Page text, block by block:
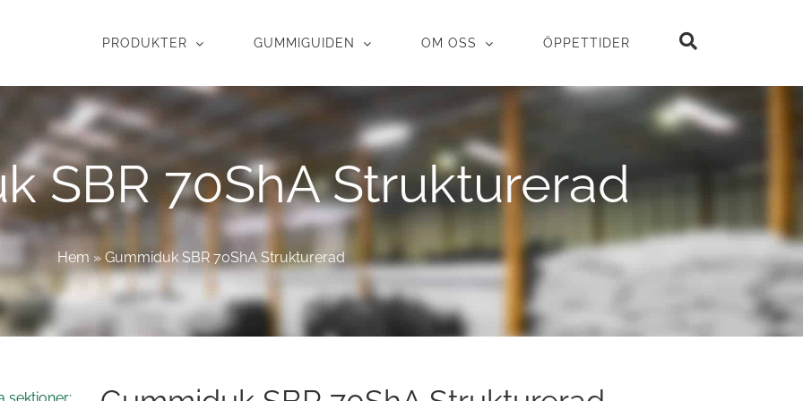
PRODUKTER GUMMIGUIDEN OM OSS ÖPPETTIDER
SBR 70ShA Strukturerad
Hem » Gummiduk SBR 70ShA Strukturerad